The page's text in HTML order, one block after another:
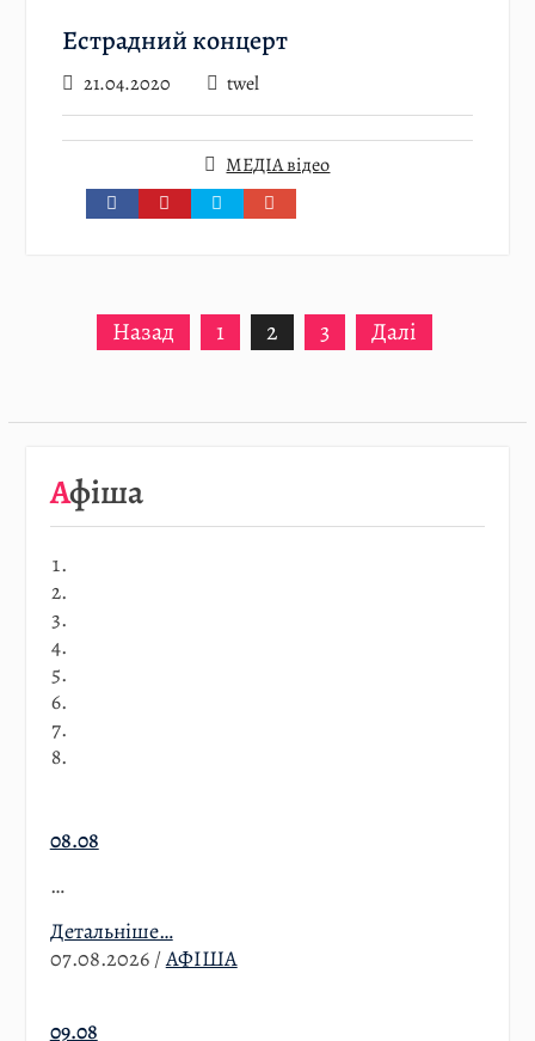
Естрадний концерт
21.04.2020 twel
МЕДІА відео
Пагінація
Назад 1 2 3 Далі
Афіша
08.08
…
Детальніше…
07.08.2026/АФІША
09.08